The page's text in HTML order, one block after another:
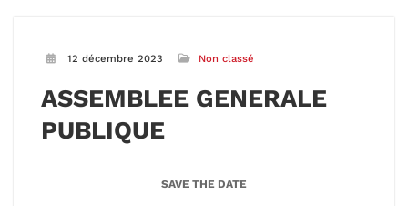
12 décembre 2023 Non classé
ASSEMBLEE GENERALE
PUBLIQUE
SAVE THE DATE